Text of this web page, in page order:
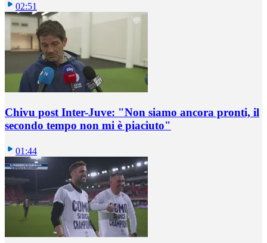
02:51
Chivu post Inter-Juve: "Non siamo ancora pronti, il
secondo tempo non mi è piaciuto"
01:44